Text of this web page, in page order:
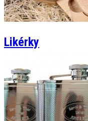
Likérky